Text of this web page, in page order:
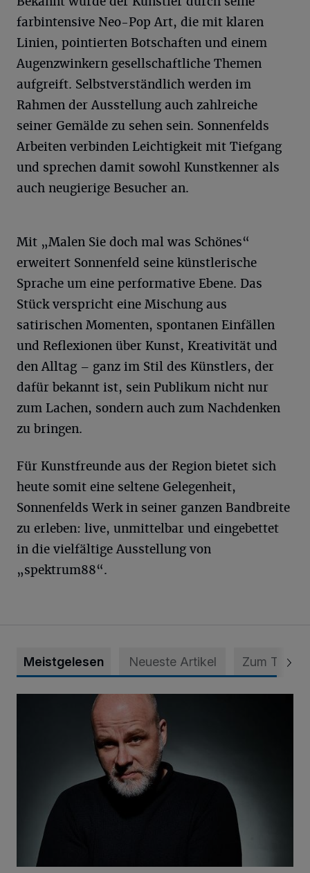
farbintensive Neo-Pop Art, die mit klaren
Linien, pointierten Botschaften und einem
Augenzwinkern gesellschaftliche Themen
aufgreift. Selbstverständlich werden im
Rahmen der Ausstellung auch zahlreiche
seiner Gemälde zu sehen sein. Sonnenfelds
Arbeiten verbinden Leichtigkeit mit Tiefgang
und sprechen damit sowohl Kunstkenner als
auch neugierige Besucher an.
Mit „Malen Sie doch mal was Schönes“
erweitert Sonnenfeld seine künstlerische
Sprache um eine performative Ebene. Das
Stück verspricht eine Mischung aus
satirischen Momenten, spontanen Einfällen
und Reflexionen über Kunst, Kreativität und
den Alltag – ganz im Stil des Künstlers, der
dafür bekannt ist, sein Publikum nicht nur
zum Lachen, sondern auch zum Nachdenken
zu bringen.
Für Kunstfreunde aus der Region bietet sich
heute somit eine seltene Gelegenheit,
Sonnenfelds Werk in seiner ganzen Bandbreite
zu erleben: live, unmittelbar und eingebettet
in die vielfältige Ausstellung von
„spektrum88“.
Meistgelesen Neueste Artikel Zum Thema
Literarischer Sommer mit Bestseller-Autor